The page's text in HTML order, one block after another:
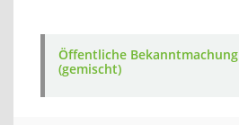
Öffentliche Bekanntmachung
(gemischt)